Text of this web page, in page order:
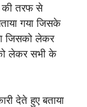
तरफ से
गया जिसके
जिसको लेकर
लेकर सभी के
देते हुए बताया